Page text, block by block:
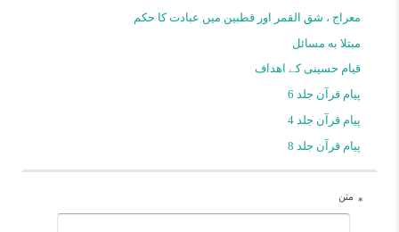
معراج ، شق القمر اور قطبین میں عبادت کا حکم
مبتلا به مسائل
قیام حسینی کے اهداف
پیام قرآن جلد 6
پیام قرآن جلد 4
پیام قرآن جلد 8
* متن